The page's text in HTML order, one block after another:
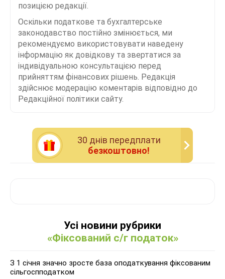
позицією редакції.
Оскільки податкове та бухгалтерське
законодавство постійно змінюється, ми
рекомендуємо використовувати наведену
інформацію як довідкову та звертатися за
індивідуальною консультацією перед
прийняттям фінансових рішень. Редакція
здійснює модерацію коментарів відповідно до
Редакційної політики сайту.
30 днiв передплати
безкоштовно!
Усі новини рубрики
«Фіксований с/г податок»
З 1 січня значно зросте база оподаткування фіксованим
сільгоспподатком